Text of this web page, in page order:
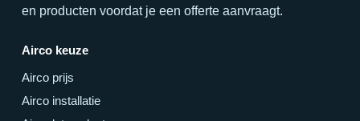
en producten voordat je een offerte aanvraagt.
Airco keuze
Airco prijs
Airco installatie